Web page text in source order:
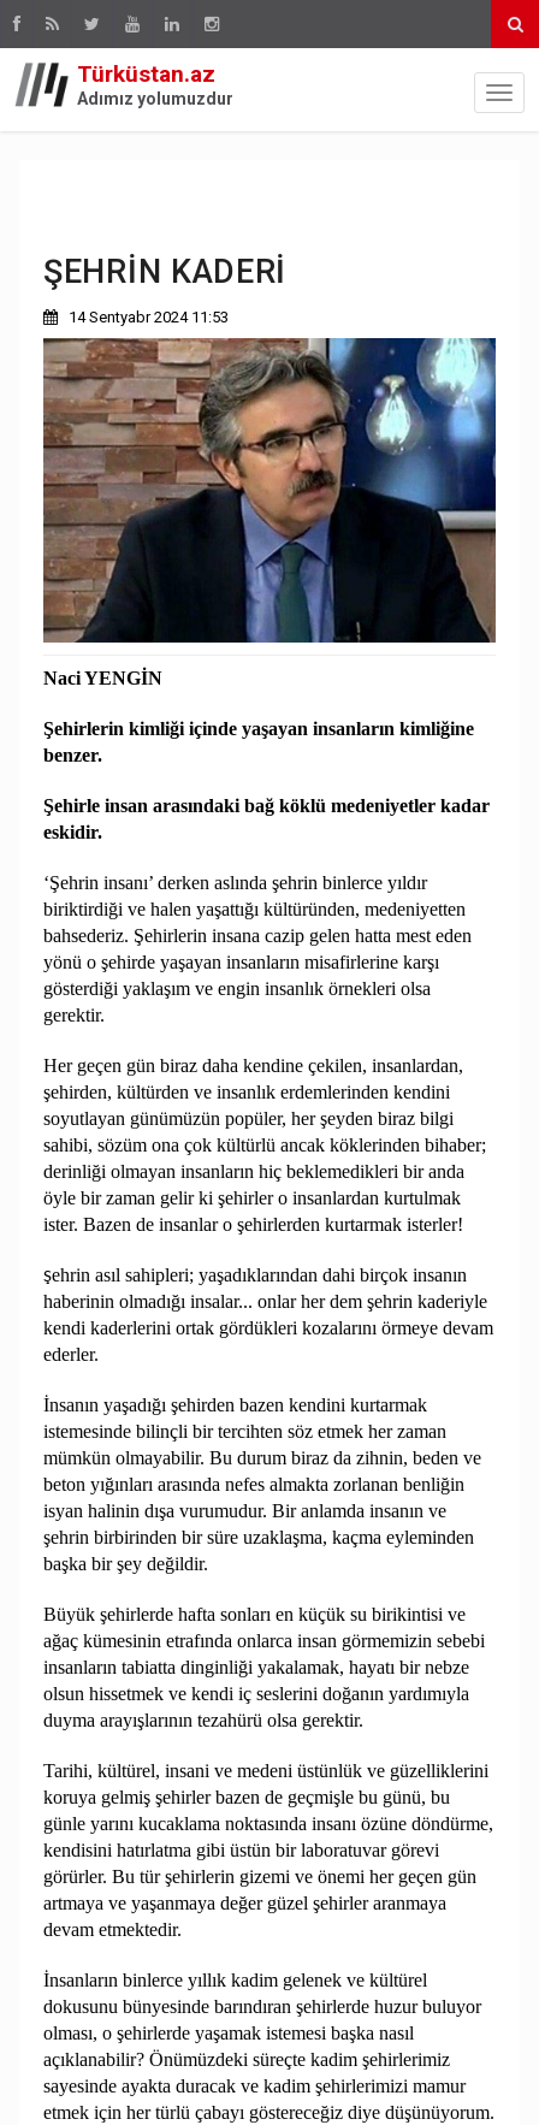
Türküstan.az
Adımız yolumuzdur
ŞEHRİN KADERİ
14 Sentyabr 2024 11:53
Naci YENGİN
Şehirlerin kimliği içinde yaşayan insanların kimliğine
benzer.
Şehirle insan arasındaki bağ köklü medeniyetler kadar
eskidir.
‘Şehrin insanı’ derken aslında şehrin binlerce yıldır
biriktirdiği ve halen yaşattığı kültüründen, medeniyetten
bahsederiz. Şehirlerin insana cazip gelen hatta mest eden
yönü o şehirde yaşayan insanların misafirlerine karşı
gösterdiği yaklaşım ve engin insanlık örnekleri olsa
gerektir.
Her geçen gün biraz daha kendine çekilen, insanlardan,
şehirden, kültürden ve insanlık erdemlerinden kendini
soyutlayan günümüzün popüler, her şeyden biraz bilgi
sahibi, sözüm ona çok kültürlü ancak köklerinden bihaber;
derinliği olmayan insanların hiç beklemedikleri bir anda
öyle bir zaman gelir ki şehirler o insanlardan kurtulmak
ister. Bazen de insanlar o şehirlerden kurtarmak isterler!
Şehrin asıl sahipleri; yaşadıklarından dahi birçok insanın
haberinin olmadığı insalar... onlar her dem şehrin kaderiyle
kendi kaderlerini ortak gördükleri kozalarını örmeye devam
ederler.
İnsanın yaşadığı şehirden bazen kendini kurtarmak
istemesinde bilinçli bir tercihten söz etmek her zaman
mümkün olmayabilir. Bu durum biraz da zihnin, beden ve
beton yığınları arasında nefes almakta zorlanan benliğin
isyan halinin dışa vurumudur. Bir anlamda insanın ve
şehrin birbirinden bir süre uzaklaşma, kaçma eyleminden
başka bir şey değildir.
Büyük şehirlerde hafta sonları en küçük su birikintisi ve
ağaç kümesinin etrafında onlarca insan görmemizin sebebi
insanların tabiatta dinginliği yakalamak, hayatı bir nebze
olsun hissetmek ve kendi iç seslerini doğanın yardımıyla
duyma arayışlarının tezahürü olsa gerektir.
Tarihi, kültürel, insani ve medeni üstünlük ve güzelliklerini
koruya gelmiş şehirler bazen de geçmişle bu günü, bu
günle yarını kucaklama noktasında insanı özüne döndürme,
kendisini hatırlatma gibi üstün bir laboratuvar görevi
görürler. Bu tür şehirlerin gizemi ve önemi her geçen gün
artmaya ve yaşanmaya değer güzel şehirler aranmaya
devam etmektedir.
İnsanların binlerce yıllık kadim gelenek ve kültürel
dokusunu bünyesinde barındıran şehirlerde huzur buluyor
olması, o şehirlerde yaşamak istemesi başka nasıl
açıklanabilir? Önümüzdeki süreçte kadim şehirlerimiz
sayesinde ayakta duracak ve kadim şehirlerimizi mamur
etmek için her türlü çabayı göstereceğiz diye düşünüyorum.